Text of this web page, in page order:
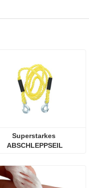
Superstarkes
ABSCHLEPPSEIL